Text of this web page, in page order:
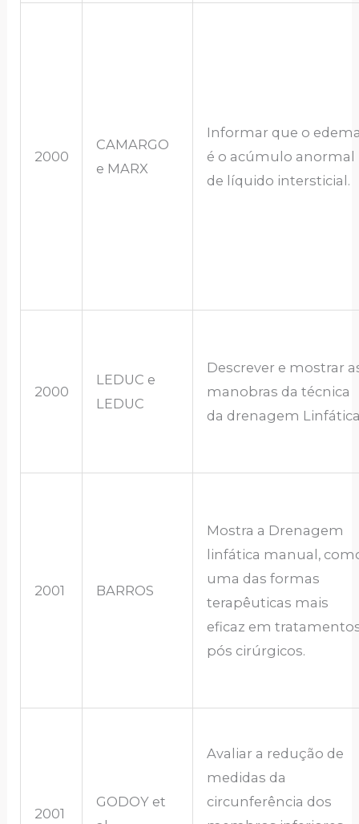
2000
CAMARGO
e MARX
Informar que o
é o acúmulo anormal
de líquido intersticial.
2000
LEDUC e
LEDUC
Descrever e mostrar
manobras da técnica
da drenagem
2001 BARROS
Mostra a Drenagem
linfática manual,
uma das formas
terapêuticas mais
eficaz em
pós cirúrgicos.
2001
GODOY et
Avaliar a redução de
medidas da
circunferência dos